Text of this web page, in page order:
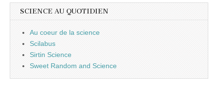
SCIENCE AU QUOTIDIEN
Au coeur de la science
Scilabus
Sirtin Science
Sweet Random and Science